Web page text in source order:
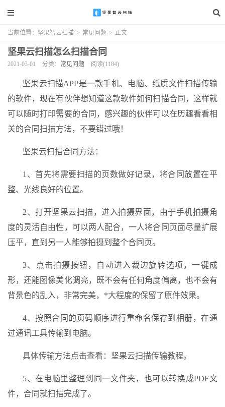
当前位置： 坚果智云扫描 > 常见问题 > 正文
坚果云扫描怎么扫描合同
2021-03-01 分类： 常见问题 阅读(1184)
坚果云扫描APP是一款手机、电脑、纸质文件扫描传输
的软件，现在有伙伴想知道这款软件如何扫描合同，这样就
可以随时打印需要的合同，感兴趣的伙伴可以在历趣看看相
关的合同扫描方法，不要错过哦！
坚果云扫描合同方法：
1、首先将需要扫描的页数做好记录，将合同放置在平
整、光线良好的位置。
2、打开坚果云扫描，进入拍摄界面，由于手机拍摄角
度的灵活自由性，可以两人配合，一人将合同页面尽量扩展
压平，直到另一人能够拍摄到整个合同页。
3、点击拍摄按钮，自动进入裁边旋转选项，一键成
形，还能图像美化调亮，既不会有任何角度偏离，也不会有
背景色的乱入，非常完美，*大程度的保留了原件效果。
4、按照合同的页码顺序进行重命名保存到相册，在通
过通讯工具传输到电脑。
具体传输方法点击查看：坚果云扫描传输教程。
5、在电脑里整理到同一文件夹，也可以转换成PDF文
件，合同就扫描完成了。